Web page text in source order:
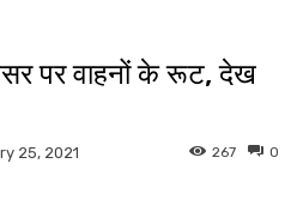
पर वाहनों के रूट, देख
25, 2021 0
267